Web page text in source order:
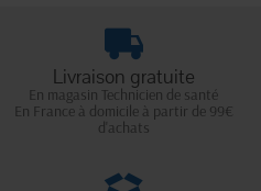
Livraison gratuite
En magasin Technicien de santé
En France à domicile à partir de 99€
d'achats